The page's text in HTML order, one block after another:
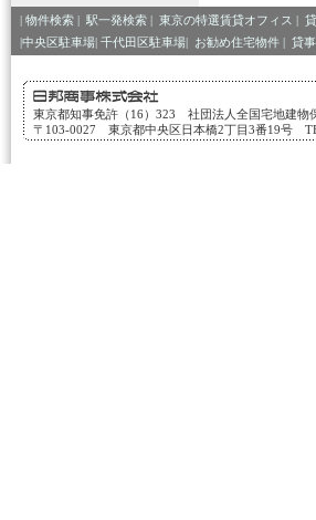
| 物件検索 | 駅一発検索 | 東京の特選賃貸オフィス |
|中央区駐車場| 千代田区駐車場| お勧め住宅物件 | 貸
東京都知事免許（16）323 社団法人全国宅地建
〒103-0027 東京都中央区日本橋2丁目3番19号